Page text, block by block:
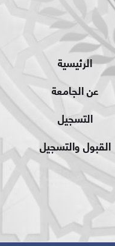
الرئيسية
عن الجامعة
التسجيل
القبول والتسجيل